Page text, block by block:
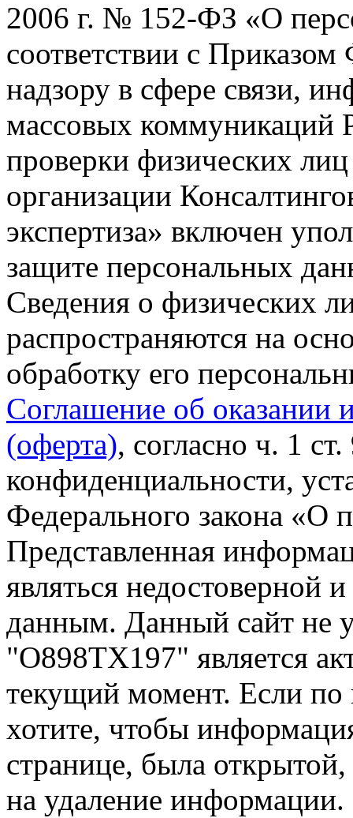
2006 г. № 152-ФЗ «О
соответствии с
надзору в сфере связи,
массовых коммуникаций
проверки физических
организации
экспертиза» включен
защите персональных
Сведения о физических
распространяются на
обработку его
Соглашение об оказании
(оферта), согласно ч. 1
конфиденциальности,
Федерального закона «О
Представленная
являться недостоверной
данным. Данный сайт не
"О898ТХ197" является
текущий момент. Если
хотите, чтобы
странице, была открытой,
на удаление информации.